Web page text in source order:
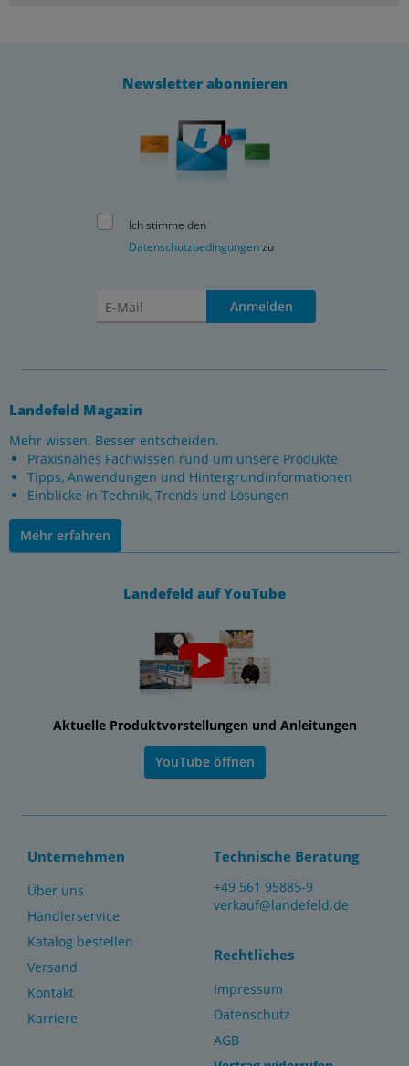
Newsletter abonnieren
Ich stimme den
Datenschutzbedingungenzu
Anmelden
Landefeld Magazin
Mehr wissen. Besser entscheiden.
Praxisnahes Fachwissen rund um unsere Produkte
Tipps, Anwendungen und Hintergrundinformationen
Einblicke in Technik, Trends und Lösungen
Mehr erfahren
Landefeld auf YouTube
Aktuelle Produktvorstellungen und Anleitungen
YouTube öffnen
Unternehmen
Über uns
Händlerservice
Katalog bestellen
Versand
Kontakt
Karriere
Technische Beratung
+49 561 95885-9
verkauf@landefeld.de
Rechtliches
Impressum
Datenschutz
AGB